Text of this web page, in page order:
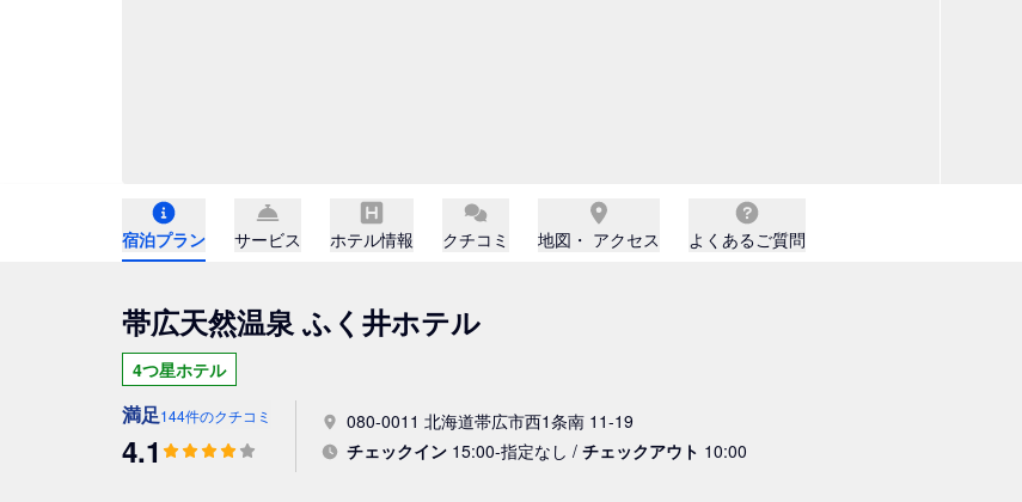
宿泊プラン サービス ホテル情報 クチコミ 地図・ アクセス よくあるご質問
帯広天然温泉 ふく井ホテル
4つ星ホテル
080-0011 北海道帯広市西1条南 11-19
チェックイン 15:00-指定なし / チェックアウト 10:00
満足144件のクチコミ
4.1